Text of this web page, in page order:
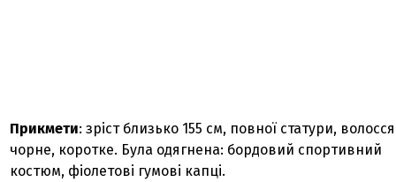
Прикмети: зріст близько 155 см, повної статури, волосся
чорне, коротке. Була одягнена: бордовий спортивний
костюм, фіолетові гумові капці.